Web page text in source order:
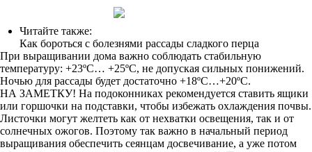
Читайте также:
Как бороться с болезнями рассады сладкого перца
При выращивании дома важно соблюдать стабильную
температуру: +23ºC… +25ºC, не допуская сильных понижений.
Ночью для рассады будет достаточно +18ºC…+20ºC.
НА ЗАМЕТКУ! На подоконниках рекомендуется ставить ящики
или горшочки на подставки, чтобы избежать охлаждения почвы.
Листочки могут желтеть как от нехватки освещения, так и от
солнечных ожогов. Поэтому так важно в начальный период
выращивания обеспечить сеянцам досвечивание, а уже потом